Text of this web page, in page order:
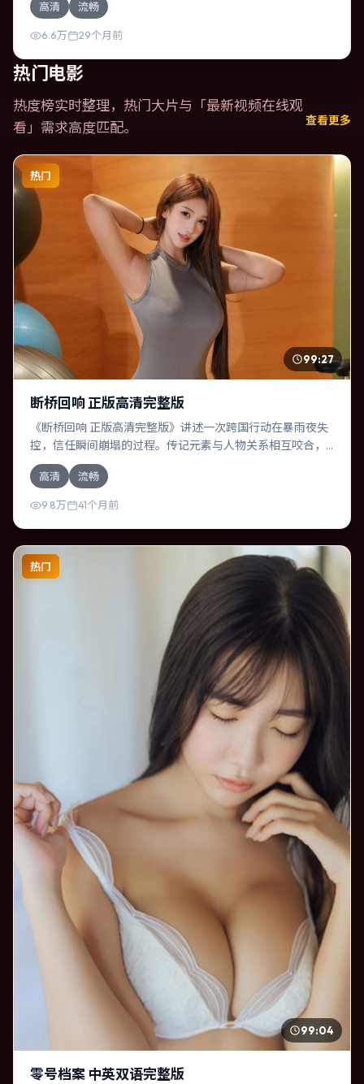
转的结局；视听语言统一，情感落点克制有力。
高清 流畅
6.6万 29个月前
热门电影
热度榜实时整理，热门大片与「最新视频在线观
看 」需求高度匹配。 查看更多
热门
99:27
断桥回响 正版高清完整版
《断桥回响 正版高清完整版》讲述一次跨国行动在暴雨夜失
控，信任瞬间崩塌的过程。传记元素与人物关系相互咬合，
菅田将晖、谭卓的对手戏尤为出彩。导演文牧野善于在长镜
头中积蓄张力，本片亦在西班牙实地取景，增强真实质感。
高清 流畅
9.8万 41个月前
热门
99:04
零号档案 中英双语完整版